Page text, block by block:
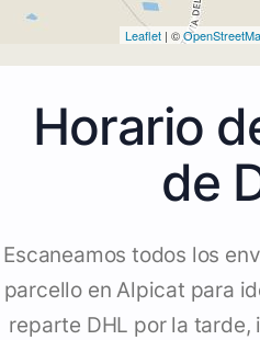
Leaflet | ©
Horario
de
Escaneamos todos los
parcello en Alpicat para
reparte DHL por la